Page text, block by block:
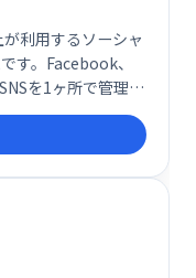
利用するソーシャ
す。Facebook、
を1ヶ所で管理・
ズです。安全な環
し、顧客エンゲー
ます。多様なデバ
シャルメディアマ